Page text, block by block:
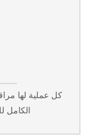
كل عملية لها
الكامل